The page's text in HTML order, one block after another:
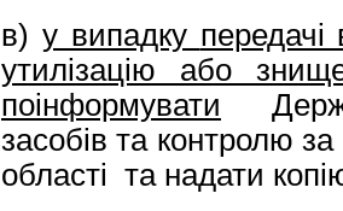
в) у випадку передачі
утилізацію або
поінформувати
засобів та контролю
області та надати